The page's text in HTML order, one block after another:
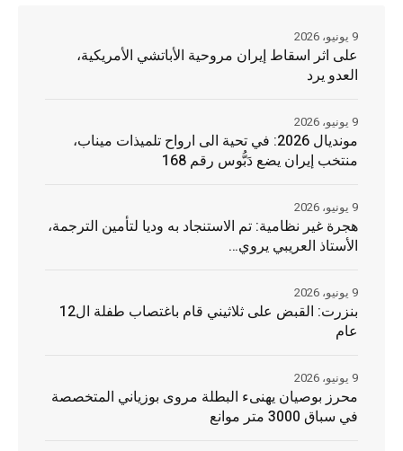
على اثر اسقاط إيران مروحية الأباتشي الأمريكية،
العدو يرد
9 يونيو، 2026
مونديال 2026: في تحية الى ارواح تلميذات ميناب،
منتخب إيران يضع دَبُّوس رقم 168
9 يونيو، 2026
هجرة غير نظامية: تم الاستنجاد به وديا لتأمين الترجمة،
الأستاذ العريبي يروي…
9 يونيو، 2026
بنزرت: القبض على ثلاثيني قام باغتصاب طفلة ال12
عام
9 يونيو، 2026
محرز بوصيان يهنىء البطلة مروى بوزياني المتخصصة
في سباق 3000 متر موانع
9 يونيو، 2026